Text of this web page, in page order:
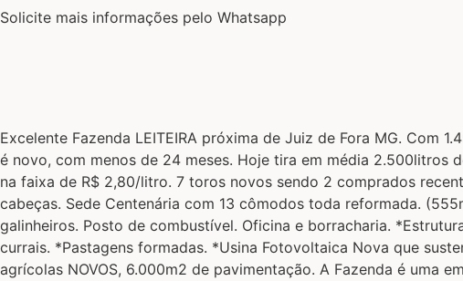
Solicite mais informações pelo Whatsapp
Excelente Fazenda LEITEIRA próxima de Juiz de Fora MG. Com
é novo, com menos de 24 meses. Hoje tira em média 2.500litros
na faixa de R$ 2,80/litro. 7 toros novos sendo 2 comprados
cabeças. Sede Centenária com 13 cômodos toda reformada.
galinheiros. Posto de combustível. Oficina e borracharia.
currais. *Pastagens formadas. *Usina Fotovoltaica Nova que
agrícolas NOVOS, 6.000m2 de pavimentação. A Fazenda é uma